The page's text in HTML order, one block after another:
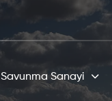
Savunma Sanayi